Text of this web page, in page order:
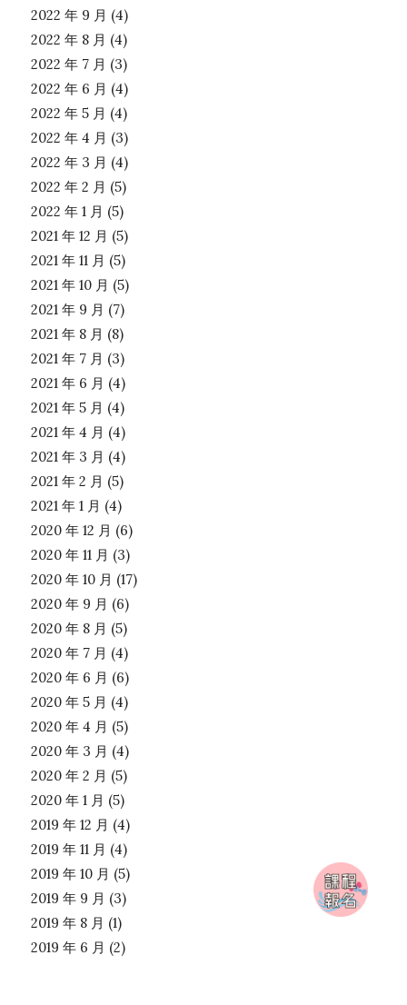
2022 年 9 月 (4)
2022 年 8 月 (4)
2022 年 7 月 (3)
2022 年 6 月 (4)
2022 年 5 月 (4)
2022 年 4 月 (3)
2022 年 3 月 (4)
2022 年 2 月 (5)
2022 年 1 月 (5)
2021 年 12 月 (5)
2021 年 11 月 (5)
2021 年 10 月 (5)
2021 年 9 月 (7)
2021 年 8 月 (8)
2021 年 7 月 (3)
2021 年 6 月 (4)
2021 年 5 月 (4)
2021 年 4 月 (4)
2021 年 3 月 (4)
2021 年 2 月 (5)
2021 年 1 月 (4)
2020 年 12 月 (6)
2020 年 11 月 (3)
2020 年 10 月 (17)
2020 年 9 月 (6)
2020 年 8 月 (5)
2020 年 7 月 (4)
2020 年 6 月 (6)
2020 年 5 月 (4)
2020 年 4 月 (5)
2020 年 3 月 (4)
2020 年 2 月 (5)
2020 年 1 月 (5)
2019 年 12 月 (4)
2019 年 11 月 (4)
2019 年 10 月 (5)
2019 年 9 月 (3)
2019 年 8 月 (1)
2019 年 6 月 (2)